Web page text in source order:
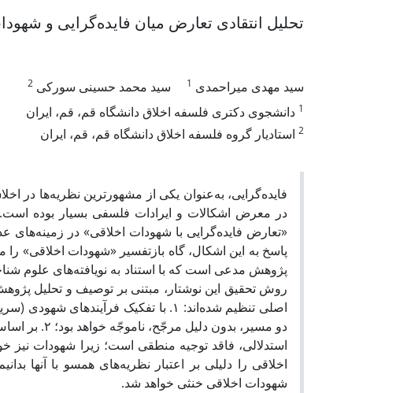
تحلیل انتقادی تعارض میان فایده‌گرایی و
سید مهدی میراحمدی 1 سید محمد حسینی سورکی 2
1 دانشجوی دکتری فلسفه اخلاق دانشگاه قم، قم، ایران
2 استادیار گروه فلسفه اخلاق دانشگاه قم، قم، ایران
فایده‌گرایی، به‌عنوان یکی از مشهورترین نظریه‌ها در
در معرض اشکالات و ایرادات فلسفی بسیار بوده است.
«تعارض فایده‌گرایی با شهودات اخلاقی» در زمینه‌های
پاسخ به این اشکال، گاه بازتفسیر «شهودات اخلاقی»
پژوهش مدعی است که با استناد به نویافته‌های علوم
روش تحقیق این نوشتار، مبتنی بر توصیف و تحلیل
اصلی تنظیم شده‌اند: ۱. با تفکیک
دو مسیر،
اخلاقی را دلیلی بر اعتبار نظریه‌های همسو با آنها
شهودات اخلاقی خنثی خواهد شد.